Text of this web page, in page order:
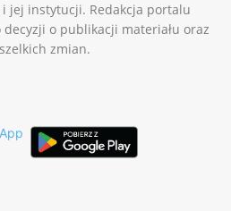
jej instytucji. Redakcja portalu
o publikacji materiału oraz
zmian.